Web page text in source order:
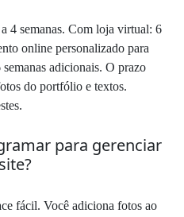
4 semanas. Com loja virtual: 6
online personalizado para
adicionais. O prazo
do portfólio e textos.
para gerenciar
fácil. Você adiciona fotos ao